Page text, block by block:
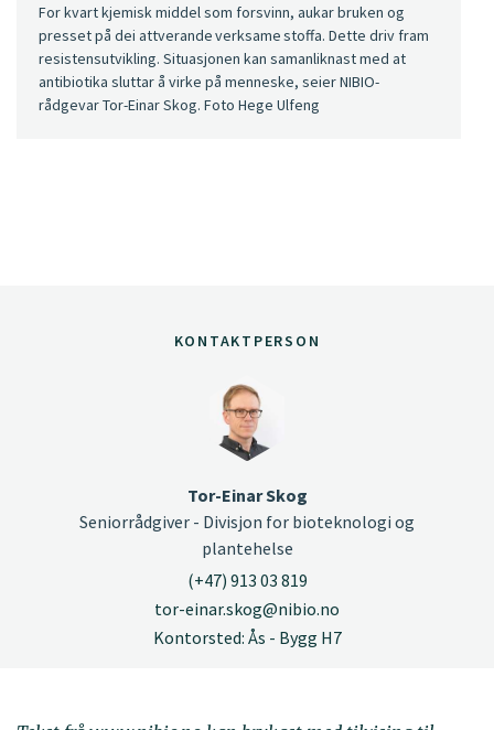
For kvart kjemisk middel som forsvinn, aukar bruken og
presset på dei attverande verksame stoffa. Dette driv fram
resistensutvikling. Situasjonen kan samanliknast med at
antibiotika sluttar å virke på menneske, seier NIBIO-
rådgevar Tor-Einar Skog. Foto Hege Ulfeng
KONTAKTPERSON
Tor-Einar Skog
Seniorrådgiver - Divisjon for bioteknologi og
plantehelse
(+47) 913 03 819
tor-einar.skog@nibio.no
Kontorsted: Ås - Bygg H7